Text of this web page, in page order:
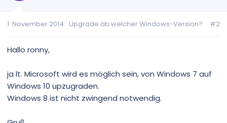
1. November 2014 Upgrade ab welcher Windows-Version? #2
Hallo ronny,
ja lt. Microsoft wird es möglich sein, von Windows 7 auf
Windows 10 upzugraden.
Windows 8 ist nicht zwingend notwendig.